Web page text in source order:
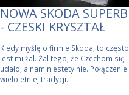
NOWA SKODA SUPERB
- CZESKI KRYSZTAŁ
Kiedy myślę o firmie Skoda, to często
jest mi żal. Żal tego, że Czechom się
udało, a nam niestety nie. Połączenie
wieloletniej tradycji...